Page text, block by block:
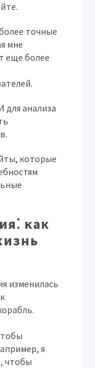
точные
мне
еще более
для анализа
которые
как
изменилась
я
чтобы